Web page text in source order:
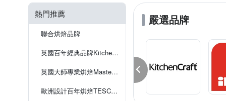
熱門推薦
聯合烘焙品牌
英國百年經典品牌KitchenCraft
英國大師專業烘焙Master Class
歐洲設計百年烘焙TESCOMA
嚴選品牌